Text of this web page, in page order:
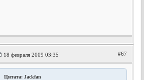
18 февраля 2009 03:35 #67
Цитата: Jackfan